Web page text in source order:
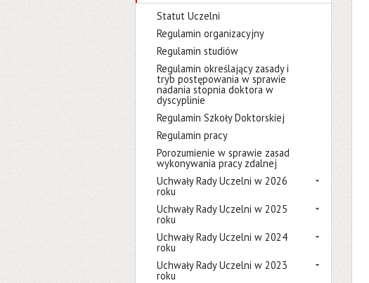
Statut Uczelni
Regulamin organizacyjny
Regulamin studiów
Regulamin określający zasady i
tryb postępowania w sprawie
nadania stopnia doktora w
dyscyplinie
Regulamin Szkoły Doktorskiej
Regulamin pracy
Porozumienie w sprawie zasad
wykonywania pracy zdalnej
Uchwały Rady Uczelni w 2026
roku
Uchwały Rady Uczelni w 2025
roku
Uchwały Rady Uczelni w 2024
roku
Uchwały Rady Uczelni w 2023
roku